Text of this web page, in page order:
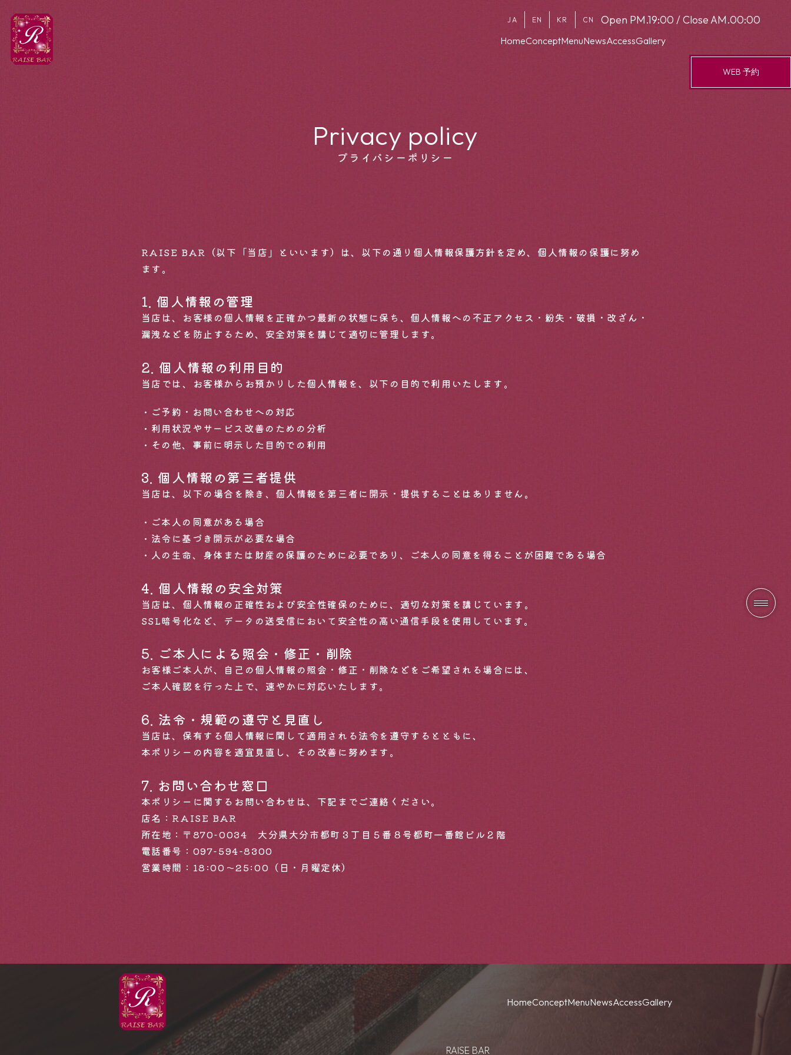
JA EN KR CN Open PM.19:00 / Close AM.00:00
HomeConceptMenuNewsAccessGallery
Menu
Reservation
Open PM.19:00 / Close AM.00:00
WEB 予約
Privacy policy
プライバシーポリシー
RAISE BAR（以下「当店」といいます）は、以下の通り個人情報保護方針を定め、個人情報の保護に努め
ます。
1. 個人情報の管理
当店は、お客様の個人情報を正確かつ最新の状態に保ち、個人情報への不正アクセス・紛失・破損・改ざん・
漏洩などを防止するため、安全対策を講じて適切に管理します。
2. 個人情報の利用目的
当店では、お客様からお預かりした個人情報を、以下の目的で利用いたします。
ご予約・お問い合わせへの対応
利用状況やサービス改善のための分析
その他、事前に明示した目的での利用
3. 個人情報の第三者提供
当店は、以下の場合を除き、個人情報を第三者に開示・提供することはありません。
ご本人の同意がある場合
法令に基づき開示が必要な場合
人の生命、身体または財産の保護のために必要であり、ご本人の同意を得ることが困難である場合
4. 個人情報の安全対策
当店は、個人情報の正確性および安全性確保のために、適切な対策を講じています。
SSL暗号化など、データの送受信において安全性の高い通信手段を使用しています。
5. ご本人による照会・修正・削除
お客様ご本人が、自己の個人情報の照会・修正・削除などをご希望される場合には、
ご本人確認を行った上で、速やかに対応いたします。
6. 法令・規範の遵守と見直し
当店は、保有する個人情報に関して適用される法令を遵守するとともに、
本ポリシーの内容を適宜見直し、その改善に努めます。
7. お問い合わせ窓口
本ポリシーに関するお問い合わせは、下記までご連絡ください。
店名：RAISE BAR
所在地：〒870-0034 大分県大分市都町３丁目５番８号都町一番館ビル２階
電話番号： 097-594-8300
営業時間：18:00〜25:00（日・月曜定休）
HomeConceptMenuNewsAccessGallery
RAISE BAR